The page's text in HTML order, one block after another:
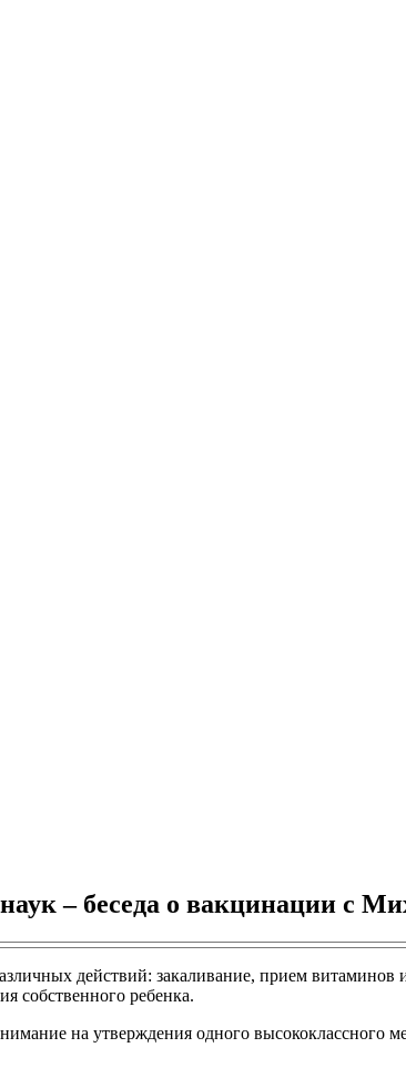
– беседа о вакцинации с
действий: закаливание, прием витаминов
собственного ребенка.
на утверждения одного высококлассного